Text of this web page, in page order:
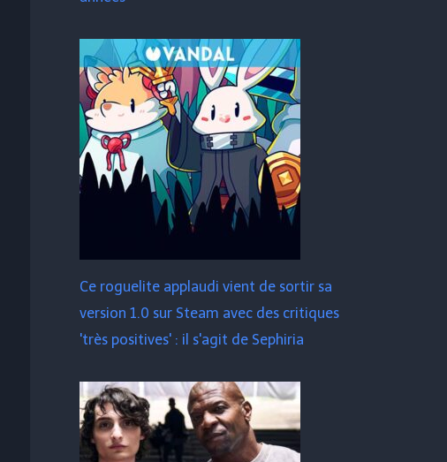
Ce roguelite applaudi vient de sortir sa
version 1.0 sur Steam avec des critiques
'très positives' : il s'agit de Sephiria